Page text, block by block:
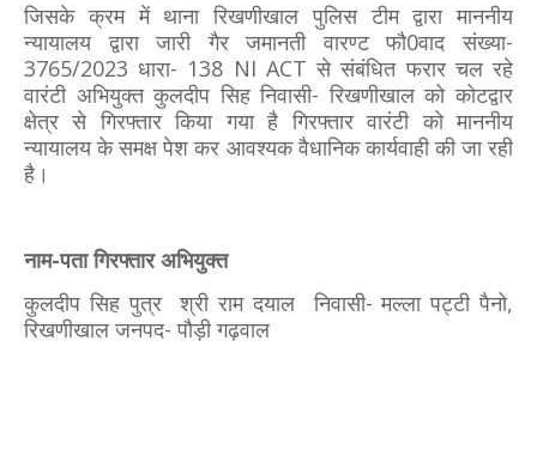
जिसके क्रम में थाना रिखणीखाल पुलिस टीम द्वारा माननीय
न्यायालय द्वारा जारी गैर जमानती वारण्ट फौ0वाद संख्या-
3765/2023 धारा- 138 NI ACT से संबंधित फरार चल रहे
वारंटी अभियुक्त कुलदीप सिह निवासी- रिखणीखाल को कोटद्वार
क्षेत्र से गिरफ्तार किया गया है गिरफ्तार वारंटी को माननीय
न्यायालय के समक्ष पेश कर आवश्यक वैधानिक कार्यवाही की जा रही
है।
नाम-पता गिरफ्तार अभियुक्त
कुलदीप सिह पुत्र श्री राम दयाल निवासी- मल्ला पट्टी पैनो,
रिखणीखाल जनपद- पौड़ी गढ़वाल